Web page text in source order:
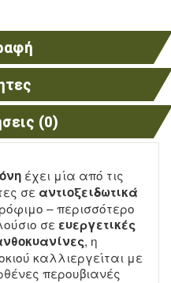
(0)
έχει μία από τις
σε αντιοξειδωτικά
– περισσότερο
σε ευεργετικές
, η
καλλιεργείται με
περουβιανές